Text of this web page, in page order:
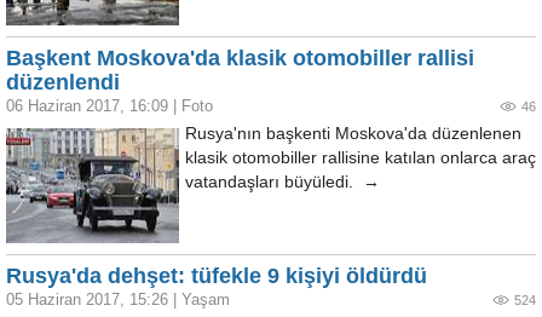
Başkent Moskova'da klasik otomobiller rallisi
düzenlendi
06 Haziran 2017, 16:09 Foto 46
Rusya'nın başkenti Moskova'da düzenlenen
klasik otomobiller rallisine katılan onlarca araç
vatandaşları büyüledi. →
Rusya'da dehşet: tüfekle 9 kişiyi öldürdü
05 Haziran 2017, 15:26 Yaşam 524